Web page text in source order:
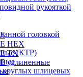
HEX
TX
удлиненные
рукояткой
головкой
(КТР)
шлицевых